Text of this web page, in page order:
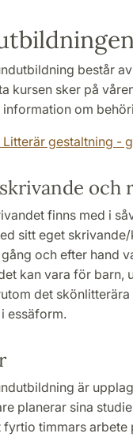
består
kursen sker på
om
gestaltning -
och
finns med i
sitt eget
och efter hand
kan vara för
det
essäform.
är
planerar sina
timmars